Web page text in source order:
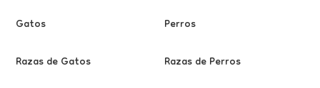
Gatos
Perros
Razas de Gatos
Razas de Perros